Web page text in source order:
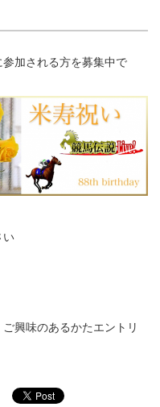
加される方を募集中で
い
興味のあるかたエントリ